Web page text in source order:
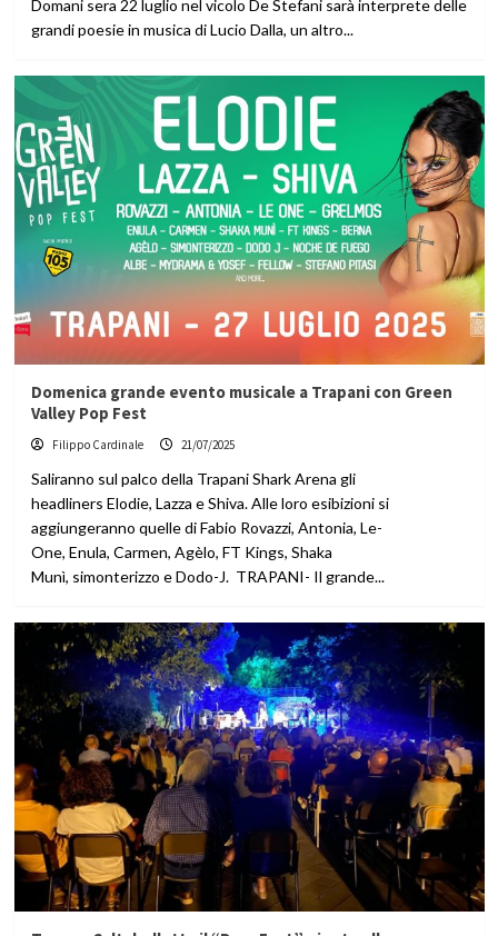
Domani sera 22 luglio nel vicolo De Stefani sarà interprete delle
grandi poesie in musica di Lucio Dalla, un altro...
Domenica grande evento musicale a Trapani con Green
Valley Pop Fest
Filippo Cardinale 21/07/2025
Saliranno sul palco della Trapani Shark Arena gli
headliners Elodie, Lazza e Shiva. Alle loro esibizioni si
aggiungeranno quelle di Fabio Rovazzi, Antonia, Le-
One, Enula, Carmen, Agèlo, FT Kings, Shaka
Munì, simonterizzo e Dodo-J. TRAPANI- Il grande...